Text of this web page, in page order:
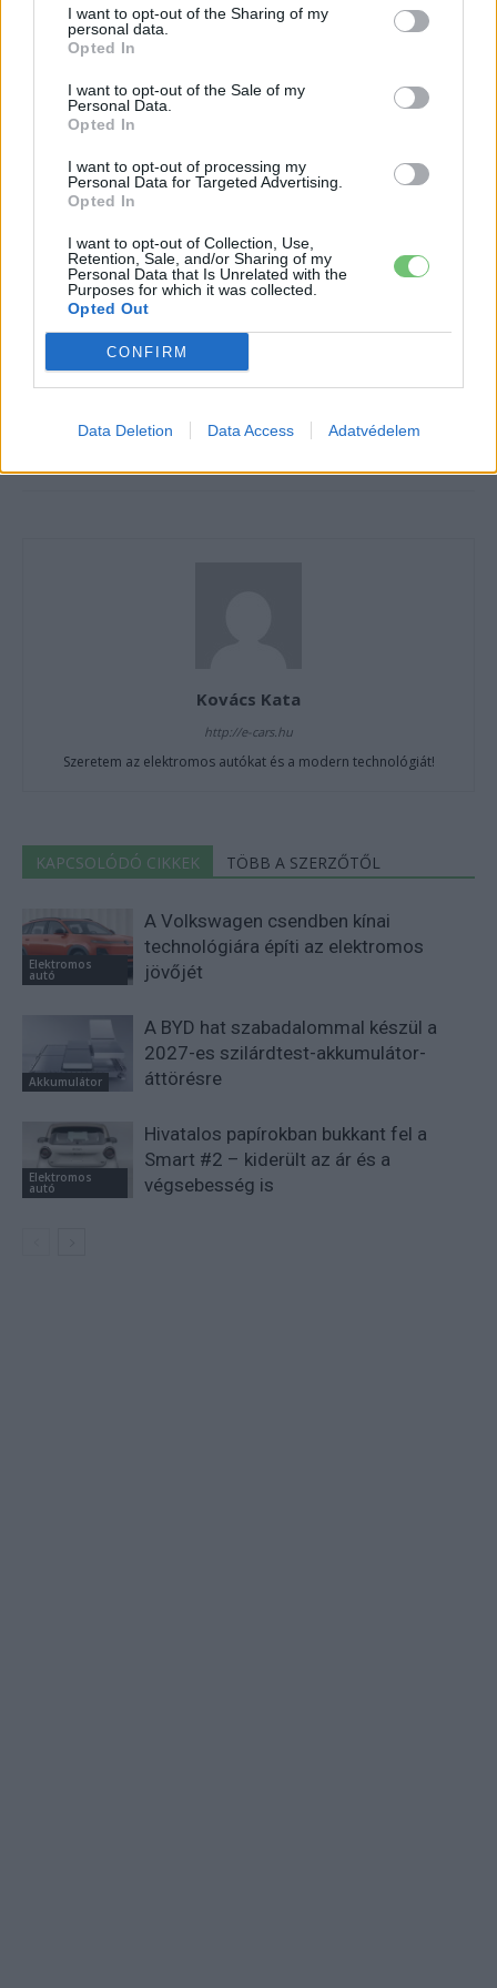
I want to opt-out of the Sharing of my
personal data.
Opted In
I want to opt-out of the Sale of my
Personal Data.
Opted In
I want to opt-out of processing my
Personal Data for Targeted Advertising.
Opted In
I want to opt-out of Collection, Use,
Retention, Sale, and/or Sharing of my
Personal Data that Is Unrelated with the
Purposes for which it was collected.
Opted Out
CONFIRM
Data Deletion Data Access Adatvédelem
önmagában nem rekord — vannak nála nagyobb európai
elektromos kommunális flották —, de az építkezés
a német város nem egyszeri presztízsberuházásban,
hanem hosszú távú átállásban gondolkodik.
Kövesd az e-cars.hu-t a Facebookon is, további
tartalmakért!
Elektromos kukásautó
Kovács Kata
http://e-cars.hu
Szeretem az elektromos autókat és a modern technológiát!
KAPCSOLÓDÓ CIKKEK TÖBB A SZERZŐTŐL
Elektromos
autó
A Volkswagen csendben kínai
technológiára építi az elektromos
jövőjét
Akkumulátor
A BYD hat szabadalommal készül a
2027-es szilárdtest-akkumulátor-
áttörésre
Elektromos
autó
Hivatalos papírokban bukkant fel a
Smart #2 – kiderült az ár és a
végsebesség is